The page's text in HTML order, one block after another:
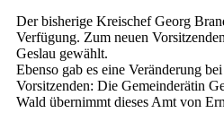
Der bisherige Kreischef Georg
Verfügung. Zum neuen
Geslau gewählt.
Ebenso gab es eine Veränderung
Vorsitzenden: Die Gemeinderätin
Wald übernimmt dieses Amt von